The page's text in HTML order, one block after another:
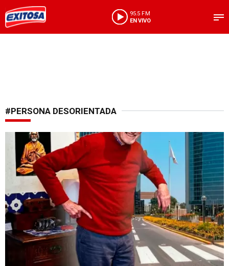
95.5 FM
EN VIVO
#PERSONA DESORIENTADA
Increíble encuentro